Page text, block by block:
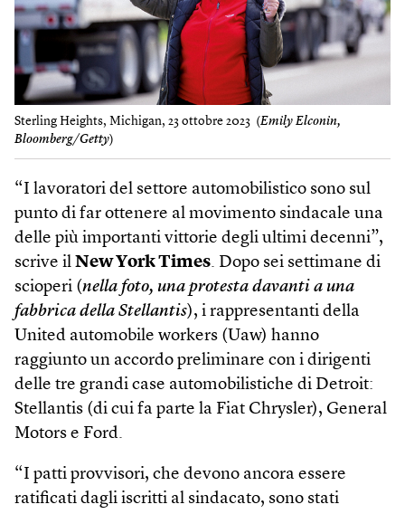
Sterling Heights, Michigan, 23 ottobre 2023 (Emily Elconin,
Bloomberg/Getty)
“I lavoratori del settore automobilistico sono sul
punto di far ottenere al movimento sindacale una
delle più importanti vittorie degli ultimi decenni”,
scrive il New York Times. Dopo sei settimane di
scioperi (nella foto, una protesta davanti a una
fabbrica della Stellantis), i rappresentanti della
United automobile workers (Uaw) hanno
raggiunto un accordo preliminare con i dirigenti
delle tre grandi case automobilistiche di Detroit:
Stellantis (di cui fa parte la Fiat Chrysler), General
Motors e Ford.
“I patti provvisori, che devono ancora essere
ratificati dagli iscritti al sindacato, sono stati